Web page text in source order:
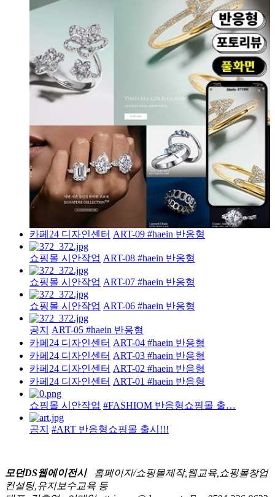
카페24 디자인센터 ART-09 #haein 반응형
쇼핑몰 시안작업 ART-08 #haein 반응형
쇼핑몰 시안작업 ART-07 #haein 반응형
쇼핑몰 시안작업 ART-06 #haein 반응형
공지
ART-05 #haein 반응형
카페24 디자인센터 ART-04 #haein 반응형
카페24 디자인센터 ART-03 #haein 반응형
카페24 디자인센터 ART-02 #haein 반응형
카페24 디자인센터 ART-01 #haein 반응형
쇼핑몰 시안작업 #FASHIOM 반응형쇼핑몰 출…
공지 #ART 반응형쇼핑몰 출시!!!
모던DS웹에이전시홈페이지/쇼핑몰제작,웹교육,쇼핑몰창업
컨설팅,유지보수교육 등